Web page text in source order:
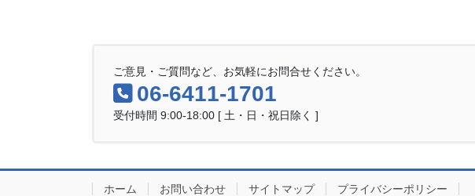
ご意見・ご質問など、お気軽にお問合せください。
06-6411-1701
受付時間 9:00-18:00 [ 土・日・祝日除く ]
ホーム お問い合わせ サイトマップ プライバシーポリシー